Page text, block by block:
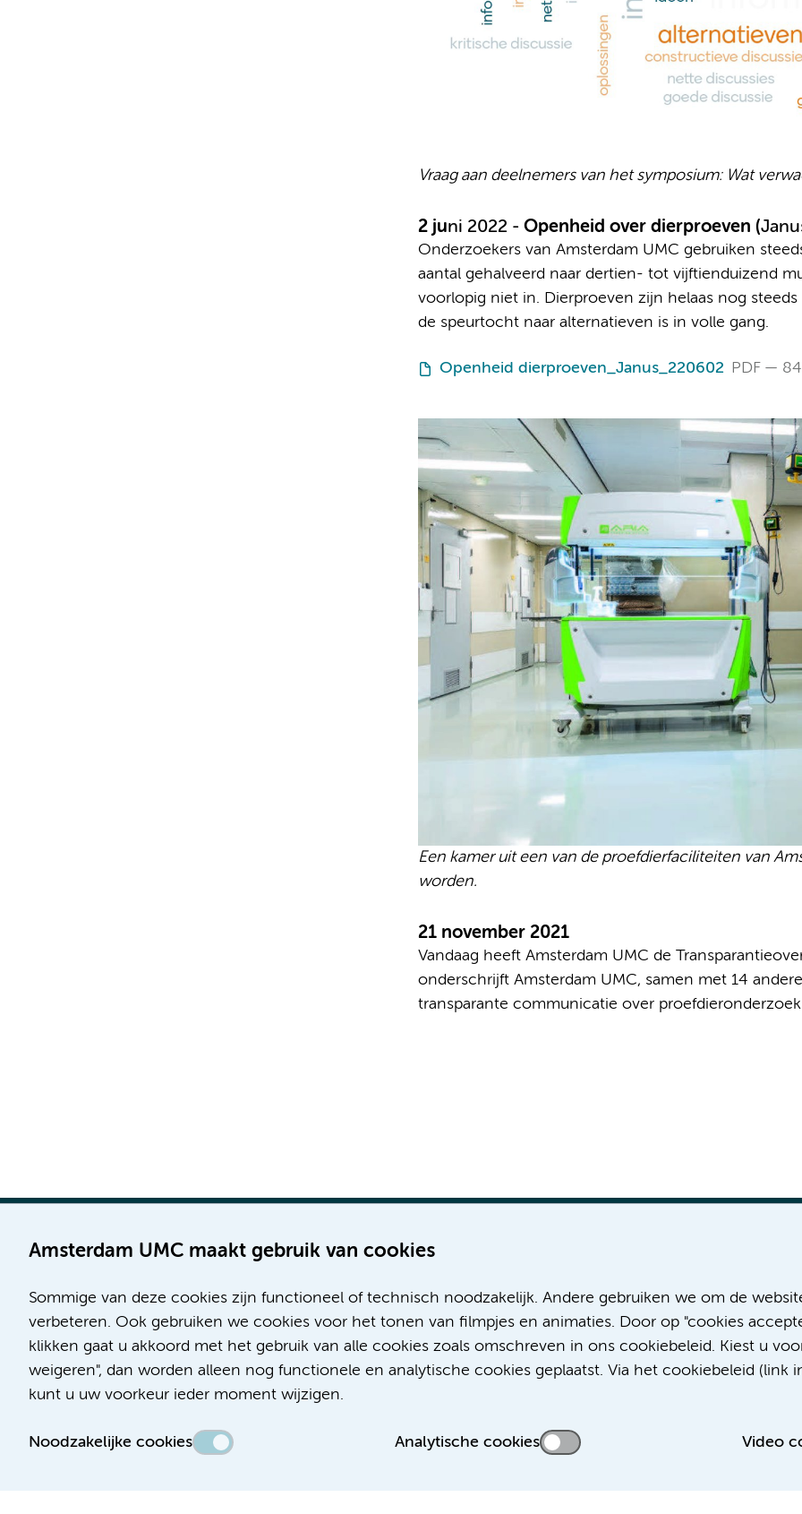
Amsterdam UMC maakt gebruik van cookies
Sommige van deze cookies zijn functioneel of technisch noodzakelijk. Andere gebruiken we om de
verbeteren. Ook gebruiken we cookies voor het tonen van filmpjes en animaties. Door op "cookies
klikken gaat u akkoord met het gebruik van alle cookies zoals omschreven in ons cookiebeleid. Kiest u
weigeren", dan worden alleen nog functionele en analytische cookies geplaatst. Via het cookiebeleid (link
kunt u uw voorkeur ieder moment wijzigen.
Noodzakelijke cookies Analytische cookies Video
Vraag aan deelnemers van het symposium: Wat
2 juni 2022 - Openheid over dierproeven (
Onderzoekers van Amsterdam UMC gebruiken
aantal gehalveerd naar dertien- tot vijftienduizend
voorlopig niet in. Dierproeven zijn helaas nog
de speurtocht naar alternatieven is in volle gang.
Openheid dierproeven_Janus_220602 PDF
Een kamer uit een van de proefdierfaciliteiten van
worden.
21 november 2021
Vandaag heeft Amsterdam UMC de
onderschrijft Amsterdam UMC, samen met 14
transparante communicatie over
Locatie AMC
Meibergdreef 9
1105 AZ Amsterdam
Route & Parkeren
Locatie VUmc
De Boelelaan 1117
1081 HV Amsterdam
(020) 444 4444
Route & Parkeren
Meer Amsterdam UMC websites:
Werken bij Amsterdam UMC
Over Amsterdam UMC
Educatie Locatie AMC